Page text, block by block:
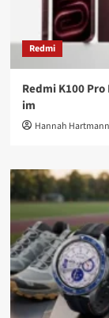
Redmi
Redmi K100
im
Hannah Hartmann